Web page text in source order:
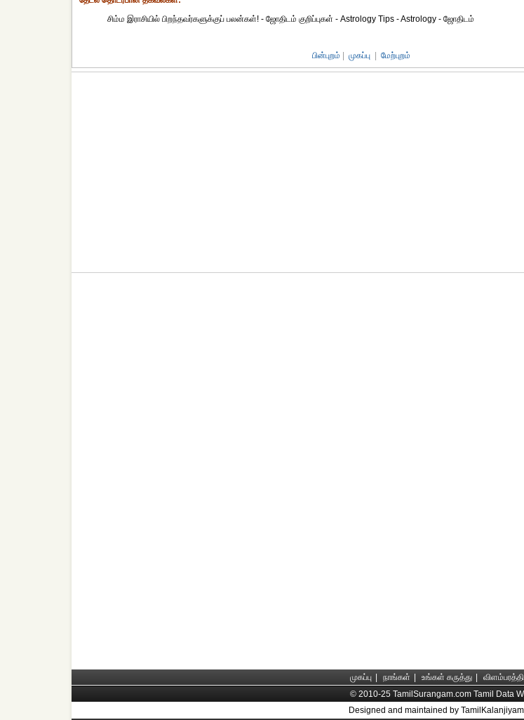
சிம்ம இராசியில் பிறந்தவர்களுக்குப் பலன்கள்! - ஜோதிடம் குறிப்புகள் - Astrology Tips - Astrology - ஜோதிடம்
பின்புறம் முகப்பு மேற்புறம்
முகப்பு நாங்கள் உங்கள் கருத்து
© 2010-25 TamilSurangam.com Tamil Data
Designed and maintained by